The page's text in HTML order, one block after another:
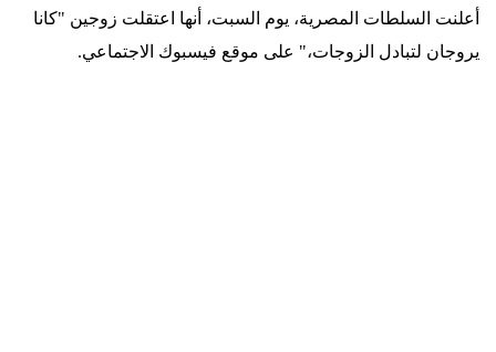
أعلنت السلطات المصرية، يوم السبت، أنها اعتقلت زوجين "كانا
يروجان لتبادل الزوجات،" على موقع فيسبوك الاجتماعي.